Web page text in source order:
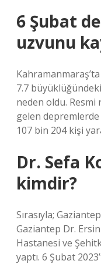
6 Şubat
uzvunu
7.7
neden oldu.
gelen depremlerde
107 bin 204 kişi
Dr. Sefa
kimdir?
Sırasıyla;
Gaziantep Dr.
Hastanesi ve
yaptı. 6 Şubat